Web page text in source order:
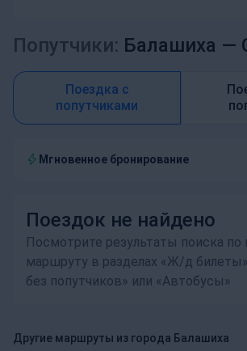
Попутчики: Балашиха —
Поездка с
попутчиками
Мгновенное бронирование
Поездок не найдено
Посмотрите результаты поиска
маршруту в разделах «Ж/д
без попутчиков» или «Автобусы»
Другие маршруты из города Балашиха